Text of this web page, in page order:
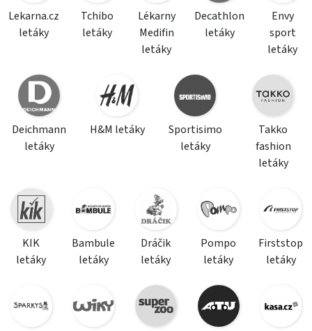
Lekarna.cz
letáky
Tchibo
letáky
Lékarny
Medifin
letáky
Decathlon
letáky
Envy
sport
letáky
Deichmann
letáky
H&M letáky
Sportisimo
letáky
Takko
fashion
letáky
KIK
letáky
Bambule
letáky
Dráčik
letáky
Pompo
letáky
Firststop
letáky